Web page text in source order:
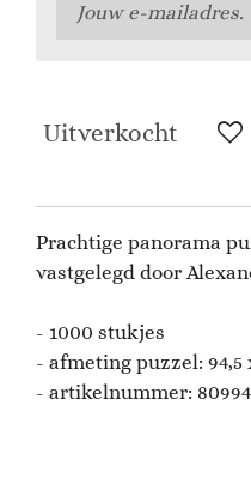
Uitverkocht
Prachtige panorama
vastgelegd door
- 1000 stukjes
- afmeting puzzel: 94,5
- artikelnummer: